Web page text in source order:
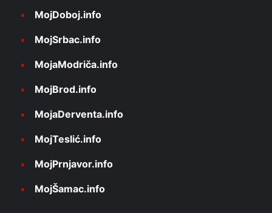
MojDoboj.info
MojSrbac.info
MojaModriča.info
MojBrod.info
MojaDerventa.info
MojTeslić.info
MojPrnjavor.info
MojŠamac.info